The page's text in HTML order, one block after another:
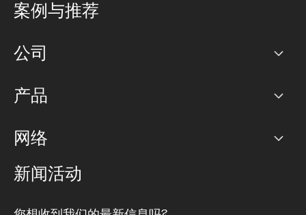
公司
案例与推荐
公司
PoP 点
对等互联政策
RTT Map
产品
互联网
远程 IX
网络
BGP 解决方案
新闻活动